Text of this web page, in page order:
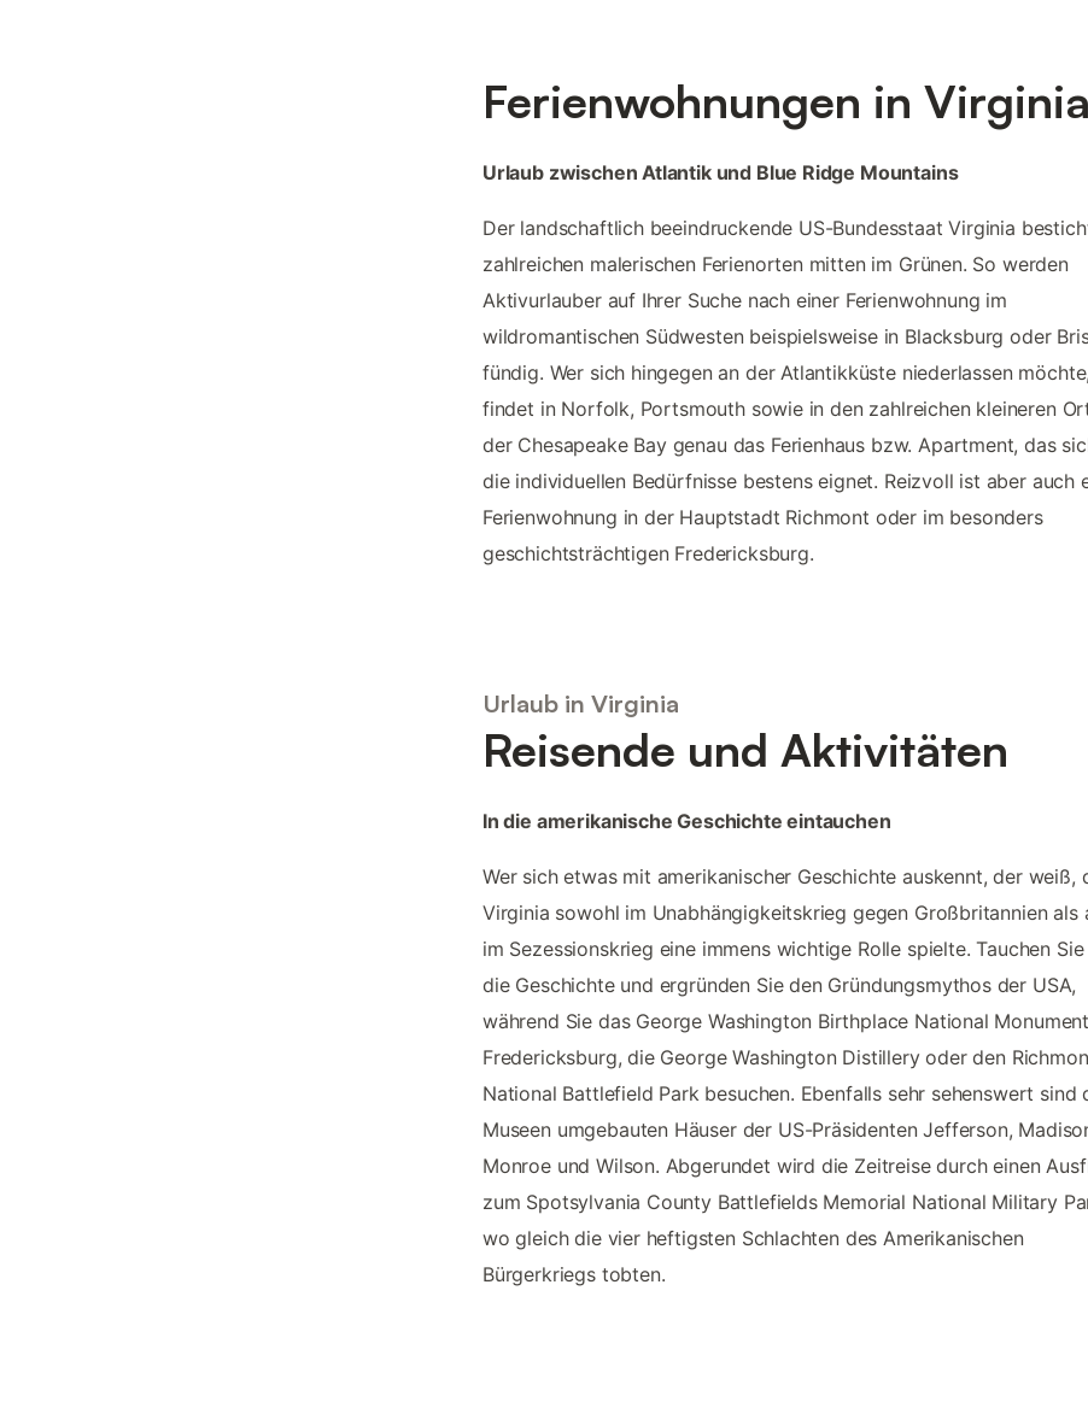
Ferienwohnungen in Virginia
Urlaub zwischen Atlantik und Blue Ridge Mountains
Der landschaftlich beeindruckende US-Bundesstaat Virginia
zahlreichen malerischen Ferienorten mitten im Grünen. So werden
Aktivurlauber auf Ihrer Suche nach einer Ferienwohnung im
wildromantischen Südwesten beispielsweise in Blacksburg oder
fündig. Wer sich hingegen an der Atlantikküste niederlassen
findet in Norfolk, Portsmouth sowie in den zahlreichen kleineren
der Chesapeake Bay genau das Ferienhaus bzw. Apartment, das
die individuellen Bedürfnisse bestens eignet. Reizvoll ist aber auch
Ferienwohnung in der Hauptstadt Richmont oder im besonders
geschichtsträchtigen Fredericksburg.
Urlaub in Virginia
Reisende und Aktivitäten
In die amerikanische Geschichte eintauchen
Wer sich etwas mit amerikanischer Geschichte auskennt, der weiß,
Virginia sowohl im Unabhängigkeitskrieg gegen Großbritannien als
im Sezessionskrieg eine immens wichtige Rolle spielte. Tauchen
die Geschichte und ergründen Sie den Gründungsmythos der USA,
während Sie das George Washington Birthplace National
Fredericksburg, die George Washington Distillery oder den
National Battlefield Park besuchen. Ebenfalls sehr sehenswert sind
Museen umgebauten Häuser der US-Präsidenten Jefferson,
Monroe und Wilson. Abgerundet wird die Zeitreise durch einen
zum Spotsylvania County Battlefields Memorial National Military
wo gleich die vier heftigsten Schlachten des Amerikanischen
Bürgerkriegs tobten.